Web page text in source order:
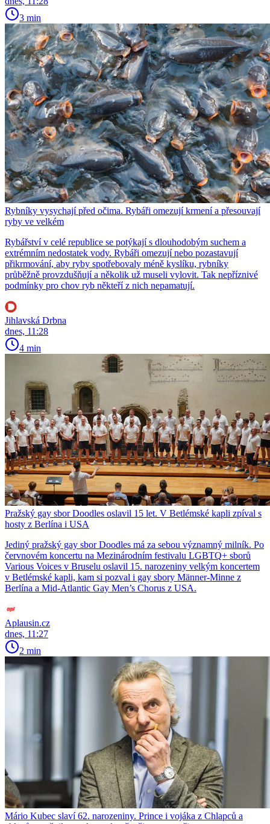
3 min
Rybníky vysychají před očima. Rybáři omezují krmení a přesouvají
ryby ve velkém
Rybářství v celé republice se potýkají s dlouhodobým suchem a
extrémním nedostatek vody. Rybáři omezují nebo pozastavují
přikrmování, aby ryby spotřebovaly méně kyslíku, rybníky
průběžně provzdušňují a několik už museli vylovit. Tak nepříznivé
podmínky pro chov ryb někteří z nich nepamatují.
Jihlavská Drbna
dnes, 11:28
4 min
Pražský gay sbor Doodles oslavil 15 let. V Betlémské kapli zpíval s
hosty z Berlína i USA
Jediný pražský gay sbor Doodles má za sebou významný milník. Po
červnovém koncertu na Mezinárodním festivalu LGBTQ+ sborů
Various Voices v Bruselu oslavil 15. narozeniny velkým koncertem
v Betlémské kapli, kam si pozval i gay sbory Männer-Minne z
Berlína a Mid-Atlantic Gay Men’s Chorus z USA.
Aplausin.cz
dnes, 11:27
2 min
Mário Kubec slaví 62. narozeniny. Prince i vojáka z Chlapců a